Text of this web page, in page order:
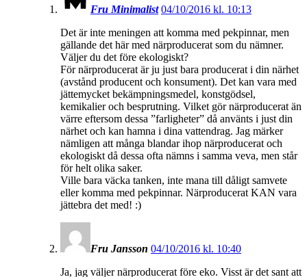
Fru Minimalist 04/10/2016 kl. 10:13
Det är inte meningen att komma med pekpinnar, men
gällande det här med närproducerat som du nämner.
Väljer du det före ekologiskt?
För närproducerat är ju just bara producerat i din närhet
(avstånd producent och konsument). Det kan vara med
jättemycket bekämpningsmedel, konstgödsel,
kemikalier och besprutning. Vilket gör närproducerat än
värre eftersom dessa ”farligheter” då använts i just din
närhet och kan hamna i dina vattendrag. Jag märker
nämligen att många blandar ihop närproducerat och
ekologiskt då dessa ofta nämns i samma veva, men står
för helt olika saker.
Ville bara väcka tanken, inte mana till dåligt samvete
eller komma med pekpinnar. Närproducerat KAN vara
jättebra det med! :)
Fru Jansson 04/10/2016 kl. 10:40
Ja, jag väljer närproducerat före eko. Visst är det sant att